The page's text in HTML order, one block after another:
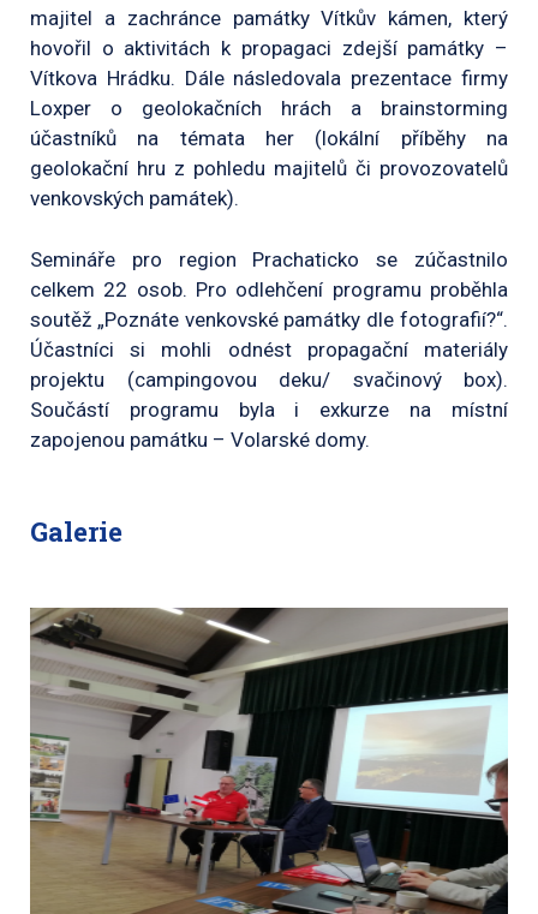
majitel a zachránce památky Vítkův kámen, který
hovořil o aktivitách k propagaci zdejší památky –
Vítkova Hrádku. Dále následovala prezentace firmy
Loxper o geolokačních hrách a brainstorming
účastníků na témata her (lokální příběhy na
geolokační hru z pohledu majitelů či provozovatelů
venkovských památek).
Semináře pro region Prachaticko se zúčastnilo
celkem 22 osob. Pro odlehčení programu proběhla
soutěž „Poznáte venkovské památky dle fotografií?“.
Účastníci si mohli odnést propagační materiály
projektu (campingovou deku/ svačinový box).
Součástí programu byla i exkurze na místní
zapojenou památku – Volarské domy.
Galerie